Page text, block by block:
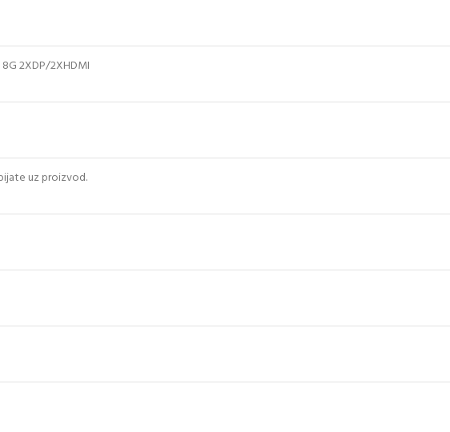
2XDP/2XHDMI
uz proizvod.